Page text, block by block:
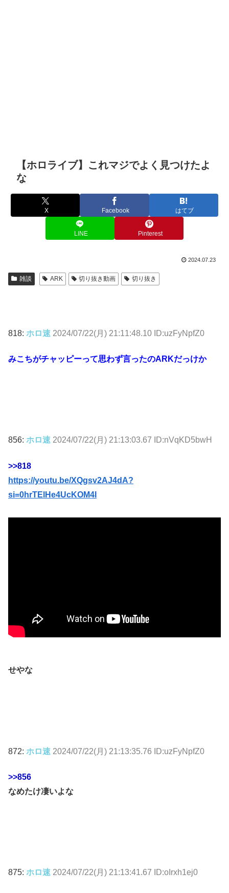
【ホロライブ】これマジでよく見つけたよ
な
X Facebook はてブ
LINE Pinterest
2024.07.23
雑談 ARK 切り抜き動画 切り抜き
818: ホロ速 2024/07/22(月) 21:11:48.10 ID:uzFyNpfZ0
みこちがチャッピーって思わず言ったのARKだっけか
856: ホロ速 2024/07/22(月) 21:13:03.67 ID:nVqKD5bwH
>>818
https://youtu.be/XQgsv2AJ4dA?
si=0hrTElHe4UcKOM4I
せやな
872: ホロ速 2024/07/22(月) 21:13:35.76 ID:uzFyNpfZ0
>>856
なめたけ凄いよな
875: ホロ速 2024/07/22(月) 21:13:41.67 ID:oIrxh1ej0